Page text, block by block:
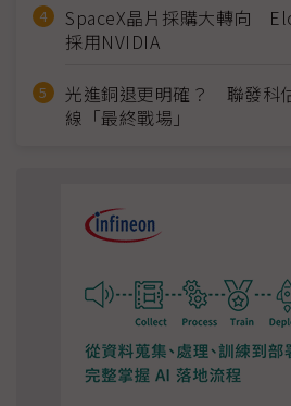
SpaceX晶片採購大轉向
採用NVIDIA
光進銅退更明確？ 聯發科
線「最終戰場」